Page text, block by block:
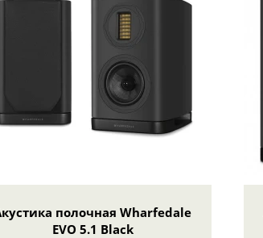
полочная Wharfedale
EVO 5.1 Black